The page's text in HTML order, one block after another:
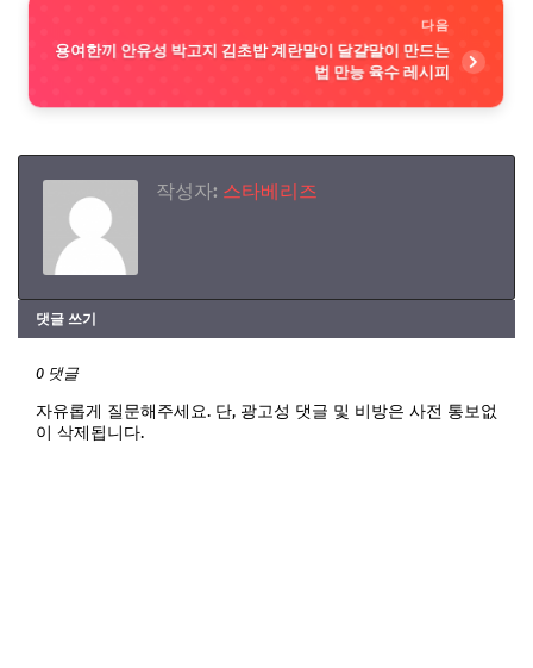
다음
용여한끼 안유성 박고지 김초밥 계란말이 달걀말이 만드는
법 만능 육수 레시피
작성자: 스타베리즈
댓글 쓰기
0 댓글
자유롭게 질문해주세요. 단, 광고성 댓글 및 비방은 사전 통보없
이 삭제됩니다.